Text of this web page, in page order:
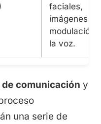
faciales,
imágenes y
modulación
la voz.
comunicación y
una serie de